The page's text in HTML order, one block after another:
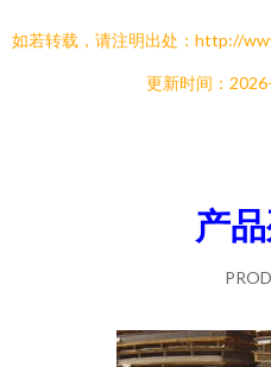
如若转载，请注明出处：http://
更新时间：
产